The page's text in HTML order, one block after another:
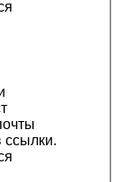
ссылки.